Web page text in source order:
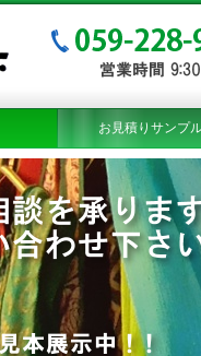
お見積りサンプ